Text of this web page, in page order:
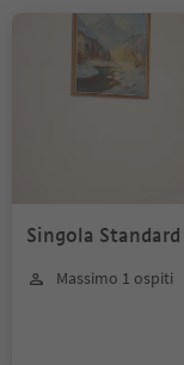
Singola Standard
Massimo 1 ospiti